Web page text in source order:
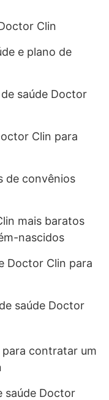
Clin
e plano de
saúde Doctor
Clin para
de convênios
mais baratos
nascidos
Doctor Clin para
saúde Doctor
contratar um
saúde Doctor